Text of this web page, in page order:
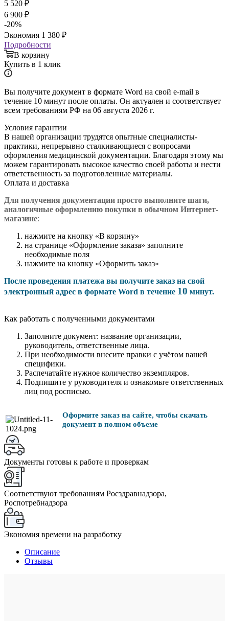
5 520 ₽
6 900 ₽
-20%
Экономия 1 380 ₽
Подробности
В корзину
Купить в 1 клик
Вы получите документ в формате Word на свой e-mail в
течение 10 минут после оплаты. Он актуален и соответствует
всем требованиям РФ на 06 августа 2026 г.
Условия гарантии
В нашей организации трудятся опытные специалисты-
практики, непрерывно сталкивающиеся с вопросами
оформления медицинской документации. Благодаря этому мы
можем гарантировать высокое качество своей работы и нести
ответственность за подготовленные материалы.
Оплата и доставка
Для получения документации просто выполните шаги,
аналогичные оформлению покупки в обычном Интернет-
магазине:
нажмите на кнопку «В корзину»
на странице «Оформление заказа» заполните
необходимые поля
нажмите на кнопку «Оформить заказ»
После проведения платежа вы получите заказ на свой
электронный адрес в формате Word в течение 10 минут.
Как работать с полученными документами
Заполните документ: название организации,
руководитель, ответственные лица.
При необходимости внесите правки с учётом вашей
специфики.
Распечатайте нужное количество экземпляров.
Подпишите у руководителя и ознакомьте ответственных
лиц под росписью.
Оформите заказ на сайте, чтобы скачать
документ в полном объеме
Документы готовы к работе и проверкам
Соответствуют требованиям Росздравнадзора,
Роспотребнадзора
Экономия времени на разработку
Описание
Отзывы